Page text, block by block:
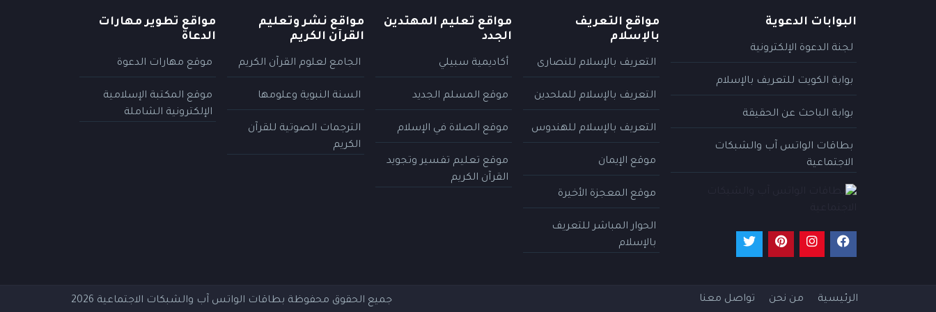
البوابات الدعوية
لجنة الدعوة الإلكترونية
بوابة الكويت للتعريف بالإسلام
بوابة الباحث عن الحقيقة
بطاقات الواتس آب والشبكات
الاجتماعية
مواقع التعريف
بالإسلام
التعريف بالإسلام للنصارى
التعريف بالإسلام للملحدين
التعريف بالإسلام للهندوس
موقع الإيمان
موقع المعجزة الأخيرة
الحوار المباشر للتعريف
بالإسلام
مواقع تعليم المهتدين
الجدد
أكاديمية سبيلي
موقع المسلم الجديد
موقع الصلاة في الإسلام
موقع تعليم تفسير وتجويد
القرآن الكريم
مواقع نشر وتعليم
القرآن الكريم
الجامع لعلوم القرآن الكريم
السنة النبوية وعلومها
الترجمات الصوتية للقرآن
الكريم
مواقع تطوير مهارات
الدعاة
موقع مهارات الدعوة
موقع المكتبة الإسلامية
الإلكترونية الشاملة
الرئيسية من نحن تواصل معنا جميع الحقوق محفوظة بطاقات الواتس آب والشبكات الاجتماعية